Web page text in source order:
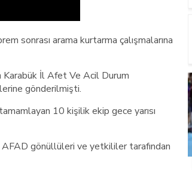
sonrası arama kurtarma çalışmalarına
Karabük İl Afet Ve Acil Durum
gönderilmişti.
10 kişilik ekip gece yarısı
gönüllüleri ve yetkililer tarafından